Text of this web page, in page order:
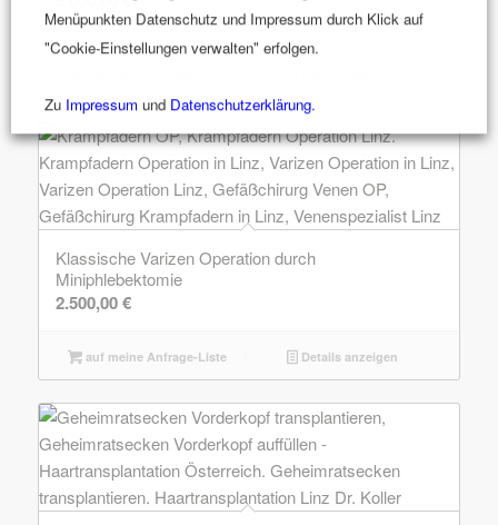
Klassische Varizen Operation durch
Miniphlebektomie
2.500,00€
auf meine Anfrage-Liste Details anzeigen
Menüpunkten Datenschutz und Impressum durch Klick auf
"Cookie-Einstellungen verwalten" erfolgen.
Zu Impressum und Datenschutzerklärung.